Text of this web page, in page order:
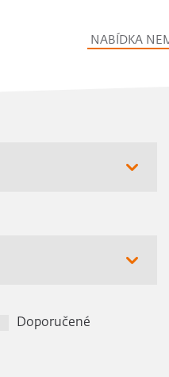
NABÍDKA
Doporučené